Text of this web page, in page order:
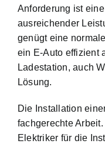
Anforderung ist
ausreichender
genügt eine
ein E-Auto effizient
Ladestation, auch
Lösung.
Die Installation
fachgerechte
Elektriker für die